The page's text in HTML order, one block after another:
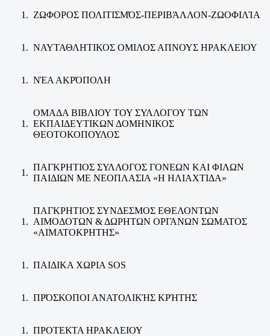
ΖΩΦΟΡΟΣ ΠΟΛΙΤΙΣΜΌΣ-ΠΕΡΙΒΆΛΛΟΝ-ΖΩΟΦΙΛΊΑ
ΝΑΥΤΑΘΛΗΤΙΚΟΣ ΟΜΙΛΟΣ ΑΠΝΟΥΣ ΗΡΑΚΛΕΙΟΥ
ΝΈΑ ΑΚΡΌΠΟΛΗ
ΟΜΑΔΑ ΒΙΒΛΙΟΥ ΤΟΥ ΣΥΛΛΟΓΟΥ ΤΩΝ
ΕΚΠΑΙΔΕΥΤΙΚΩΝ ΔΟΜΗΝΙΚΟΣ
ΘΕΟΤΟΚΟΠΟΥΛΟΣ
ΠΑΓΚΡΗΤΙΟΣ ΣΥΛΛΟΓΟΣ ΓΟΝΕΩΝ ΚΑΙ ΦΙΛΩΝ
ΠΑΙΔΙΩΝ ΜΕ ΝΕΟΠΛΑΣΙΑ «Η ΗΛΙΑΧΤΙΔΑ»
ΠΑΓΚΡΗΤΙΟΣ ΣΥΝΔΕΣΜΟΣ ΕΘΕΛΟΝΤΩΝ
ΑΙΜΟΔΟΤΩΝ & ΔΩΡΗΤΩΝ ΟΡΓΑΝΩΝ ΣΩΜΑΤΟΣ
«ΑΙΜΑΤΟΚΡΗΤΗΣ»
ΠΑΙΔΙΚΑ ΧΩΡΙΑ SOS
ΠΡΌΣΚΟΠΟΙ ΑΝΑΤΟΛΙΚΉΣ ΚΡΉΤΗΣ
ΠΡΟΤΕΚΤΑ ΗΡΑΚΛΕΙΟΥ